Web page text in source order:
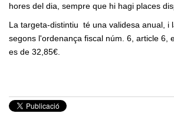
hores del dia, sempre que hi hagi places
La targeta-distintiu té una validesa anual, i
segons l'ordenança fiscal núm. 6, article 6,
es de 32,85€.